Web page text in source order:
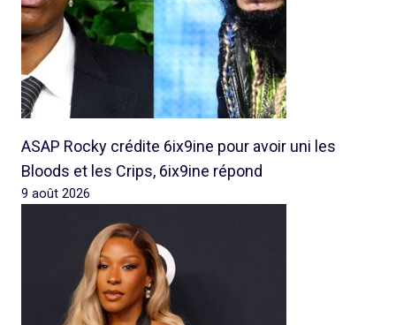
ASAP Rocky crédite 6ix9ine pour avoir uni les
Bloods et les Crips, 6ix9ine répond
9 août 2026